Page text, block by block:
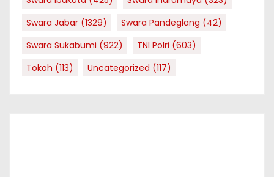
Swara Jabar (1329) Swara Pandeglang (42)
Swara Sukabumi (922) TNI Polri (603)
Tokoh (113) Uncategorized (117)